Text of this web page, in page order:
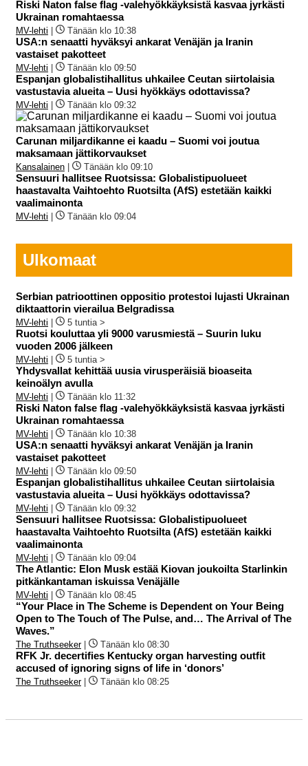
Riski Naton false flag -valehyökkäyksistä kasvaa jyrkästi
Ukrainan romahtaessa
MV-lehti Tänään klo 10:38
USA:n senaatti hyväksyi ankarat Venäjän ja Iranin
vastaiset pakotteet
MV-lehti Tänään klo 09:50
Espanjan globalistihallitus uhkailee Ceutan siirtolaisia
vastustavia alueita – Uusi hyökkäys odottavissa?
MV-lehti Tänään klo 09:32
Carunan miljardikanne ei kaadu – Suomi voi joutua
maksamaan jättikorvaukset
Kansalainen Tänään klo 09:10
Sensuuri hallitsee Ruotsissa: Globalistipuolueet
haastavalta Vaihtoehto Ruotsilta (AfS) estetään kaikki
vaalimainonta
MV-lehti Tänään klo 09:04
Ulkomaat
Serbian patrioottinen oppositio protestoi lujasti Ukrainan
diktaattorin vierailua Belgradissa
MV-lehti 5 tuntia >
Ruotsi kouluttaa yli 9000 varusmiestä – Suurin luku
vuoden 2006 jälkeen
MV-lehti 5 tuntia >
Yhdysvallat kehittää uusia virusperäisiä bioaseita
keinoälyn avulla
MV-lehti Tänään klo 11:32
Riski Naton false flag -valehyökkäyksistä kasvaa jyrkästi
Ukrainan romahtaessa
MV-lehti Tänään klo 10:38
USA:n senaatti hyväksyi ankarat Venäjän ja Iranin
vastaiset pakotteet
MV-lehti Tänään klo 09:50
Espanjan globalistihallitus uhkailee Ceutan siirtolaisia
vastustavia alueita – Uusi hyökkäys odottavissa?
MV-lehti Tänään klo 09:32
Sensuuri hallitsee Ruotsissa: Globalistipuolueet
haastavalta Vaihtoehto Ruotsilta (AfS) estetään kaikki
vaalimainonta
MV-lehti Tänään klo 09:04
The Atlantic: Elon Musk estää Kiovan joukoilta Starlinkin
pitkänkantaman iskuissa Venäjälle
MV-lehti Tänään klo 08:45
“Your Place in The Scheme is Dependent on Your Being
Open to The Touch of The Pulse, and… The Arrival of The
Waves.”
The Truthseeker| Tänään klo 08:30
RFK Jr. decertifies Kentucky organ harvesting outfit
accused of ignoring signs of life in ‘donors’
The Truthseeker| Tänään klo 08:25